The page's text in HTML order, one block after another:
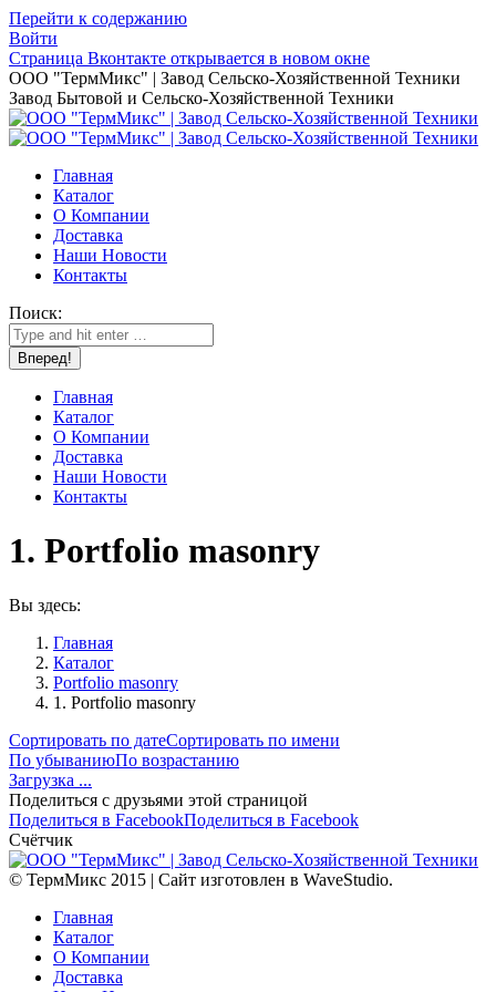
Перейти к содержанию
Войти
Страница Вконтакте открывается в новом окне
ООО "ТермМикс" | Завод Сельско-Хозяйственной Техники
Завод Бытовой и Сельско-Хозяйственной Техники
Главная
Каталог
О Компании
Доставка
Наши Новости
Контакты
Поиск:
Главная
Каталог
О Компании
Доставка
Наши Новости
Контакты
1. Portfolio masonry
Вы здесь:
Главная
Каталог
Portfolio masonry
1. Portfolio masonry
Сортировать по датеСортировать по имени
По убываниюПо возрастанию
Загрузка ...
Поделиться с друзьями этой страницой
Поделиться в FacebookПоделиться в Facebook
Счётчик
© ТермМикс 2015 | Сайт изготовлен в WaveStudio.
Главная
Каталог
О Компании
Доставка